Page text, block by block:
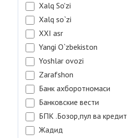
Xalq So'zi
Xalq so`zi
XXI asr
Yangi O`zbekiston
Yoshlar ovozi
Zarafshon
Банк ахборотномаси
Банковские вести
БПК .Бозор,пул ва кредит
Жадид